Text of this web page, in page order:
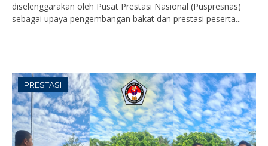
diselenggarakan oleh Pusat Prestasi Nasional (Puspresnas)
sebagai upaya pengembangan bakat dan prestasi peserta...
PRESTASI